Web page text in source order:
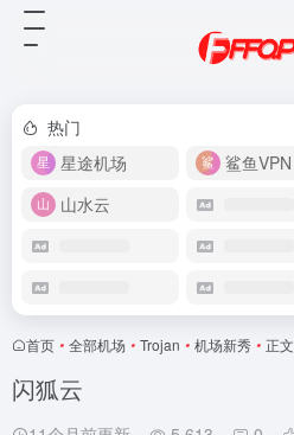
热门
星途机场
鲨鱼VPN
山水云
首页 • 全部机场 • Trojan • 机场新秀 • 正文
闪狐云